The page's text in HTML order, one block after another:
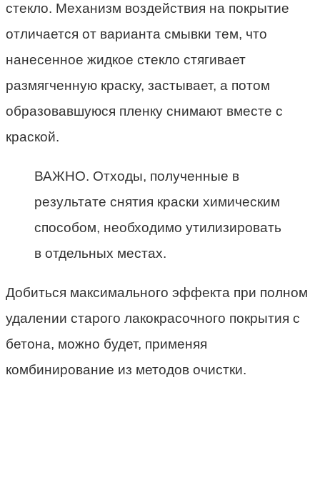
стекло. Механизм воздействия на покрытие
отличается от варианта смывки тем, что
нанесенное жидкое стекло стягивает
размягченную краску, застывает, а потом
образовавшуюся пленку снимают вместе с
краской.
ВАЖНО. Отходы, полученные в
результате снятия краски химическим
способом, необходимо утилизировать
в отдельных местах.
Добиться максимального эффекта при полном
удалении старого лакокрасочного покрытия с
бетона, можно будет, применяя
комбинирование из методов очистки.